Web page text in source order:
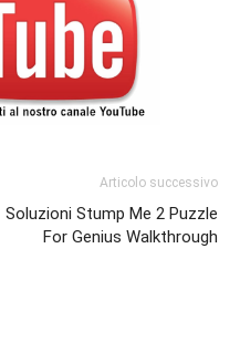
Articolo successivo
Soluzioni Stump Me 2 Puzzle
For Genius Walkthrough